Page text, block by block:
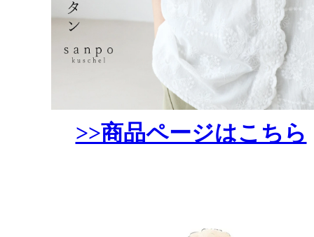
>>商品ページはこちら